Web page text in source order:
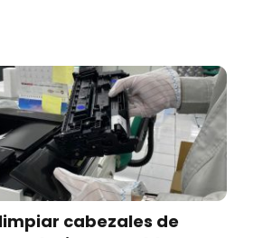
cabezales de